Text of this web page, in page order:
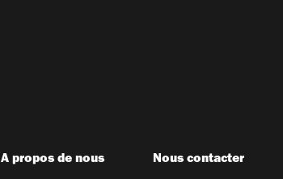
A propos de nous Nous contacter